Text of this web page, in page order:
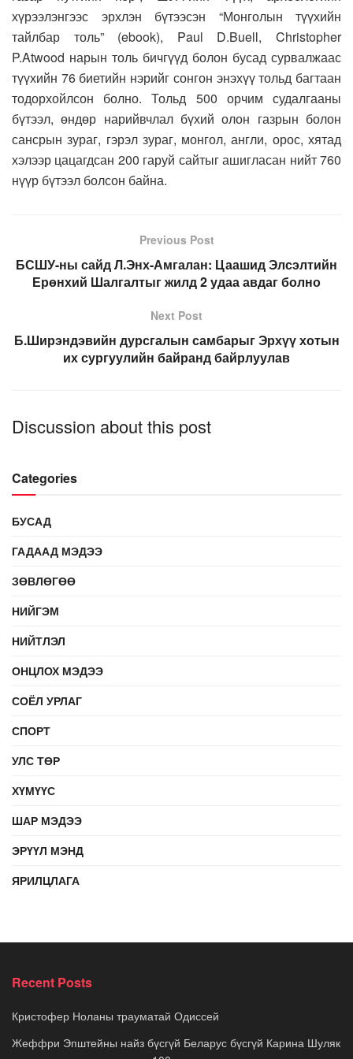
хүрээлэнгээс эрхлэн бүтээсэн “Монголын түүхийн
тайлбар толь” (ebook), Paul D.Buell, Christopher
P.Atwood нарын толь бичгүүд болон бусад сурвалжаас
түүхийн 76 биетийн нэрийг сонгон энэхүү тольд багтаан
тодорхойлсон болно. Тольд 500 орчим судалгааны
бүтээл, өндөр нарийвчлал бүхий олон газрын болон
сансрын зураг, гэрэл зураг, монгол, англи, орос, хятад
хэлээр цацагдсан 200 гаруй сайтыг ашигласан нийт 760
нүүр бүтээл болсон байна.
Previous Post
БСШУ-ны сайд Л.Энх-Амгалан: Цаашид Элсэлтийн
Ерөнхий Шалгалтыг жилд 2 удаа авдаг болно
Next Post
Б.Ширэндэвийн дурсгалын самбарыг Эрхүү хотын
их сургуулийн байранд байрлуулав
Discussion about this post
Categories
БУСАД
ГАДААД МЭДЭЭ
ЗӨВЛӨГӨӨ
НИЙГЭМ
НИЙТЛЭЛ
ОНЦЛОХ МЭДЭЭ
СОЁЛ УРЛАГ
СПОРТ
УЛС ТӨР
ХҮМҮҮС
ШАР МЭДЭЭ
ЭРҮҮЛ МЭНД
ЯРИЛЦЛАГА
Recent Posts
Кристофер Ноланы трауматай Одиссей
Жеффри Эпштейны найз бүсгүй Беларус бүсгүй Карина Шуляк